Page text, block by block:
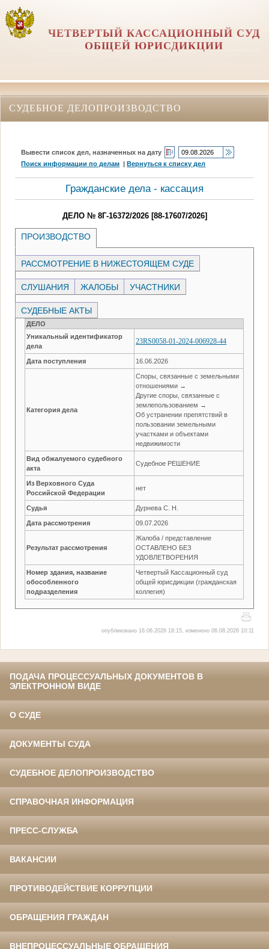
ЧЕТВЕРТЫЙ КАССАЦИОННЫЙ СУД
ОБЩЕЙ ЮРИСДИКЦИИ
СУДЕБНОЕ ДЕЛОПРОИЗВОДСТВО
Вывести список дел, назначенных на дату
Поиск информации по делам |Вернуться к списку дел
Гражданские дела - кассация
ДЕЛО № 8Г-16372/2026 [88-17607/2026]
ПРОИЗВОДСТВО
РАССМОТРЕНИЕ В НИЖЕСТОЯЩЕМ СУДЕ
СЛУШАНИЯ ЖАЛОБЫ УЧАСТНИКИ
СУДЕБНЫЕ АКТЫ
ДЕЛО
Уникальный идентификатор
дела
23RS0058-01-2024-006928-44
Дата поступления 16.06.2026
Категория дела
Споры, связанные с земельными
отношениями →
Другие споры, связанные с
землепользованием →
Об устранении препятствий в
пользовании земельными
участками и объектами
недвижимости
Вид обжалуемого судебного
акта
Судебное РЕШЕНИЕ
Из Верховного Суда
Российской Федерации
нет
Судья Дурнева С. Н.
Дата рассмотрения 09.07.2026
Результат рассмотрения
Жалоба / представление
ОСТАВЛЕНО БЕЗ
УДОВЛЕТВОРЕНИЯ
Номер здания, название
обособленного
подразделения
Четвертый Кассационный суд
общей юрисдикции (гражданская
коллегия)
опубликовано 16.06.2026 18:15, изменено 06.08.2026 10:11
ПОДАЧА ПРОЦЕССУАЛЬНЫХ ДОКУМЕНТОВ В
ЭЛЕКТРОННОМ ВИДЕ
О СУДЕ
ДОКУМЕНТЫ СУДА
СУДЕБНОЕ ДЕЛОПРОИЗВОДСТВО
СПРАВОЧНАЯ ИНФОРМАЦИЯ
ПРЕСС-СЛУЖБА
ВАКАНСИИ
ПРОТИВОДЕЙСТВИЕ КОРРУПЦИИ
ОБРАЩЕНИЯ ГРАЖДАН
ВНЕПРОЦЕССУАЛЬНЫЕ ОБРАЩЕНИЯ